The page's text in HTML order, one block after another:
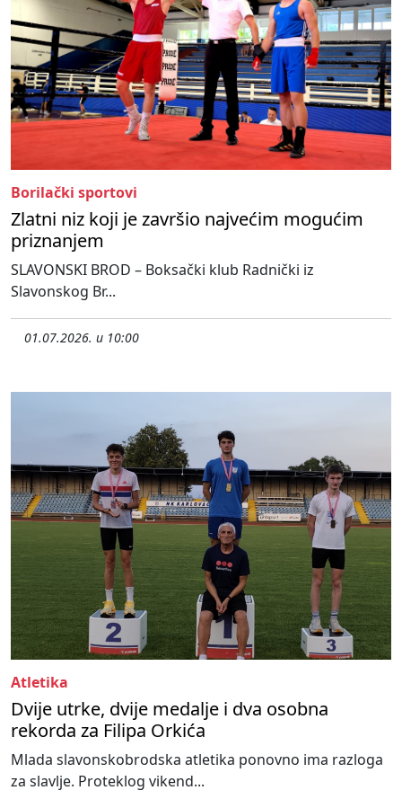
Borilački sportovi
Zlatni niz koji je završio najvećim mogućim
priznanjem
SLAVONSKI BROD – Boksački klub Radnički iz
Slavonskog Br...
01.07.2026. u 10:00
Atletika
Dvije utrke, dvije medalje i dva osobna
rekorda za Filipa Orkića
Mlada slavonskobrodska atletika ponovno ima razloga
za slavlje. Proteklog vikend...